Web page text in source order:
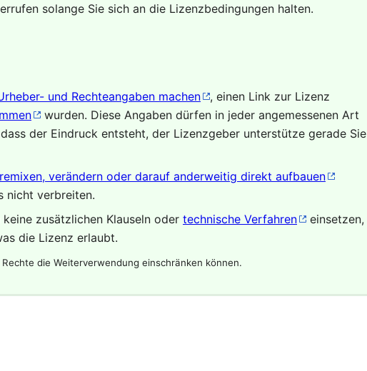
solange Sie sich an die Lizenzbedingungen halten.
und Rechteangaben machen
, einen Link zur Lizenz
wurden. Diese Angaben dürfen in jeder angemessenen Art
der Eindruck entsteht, der Lizenzgeber unterstütze gerade Sie
remixen, verändern oder darauf anderweitig direkt aufbauen
nicht verbreiten.
zusätzlichen Klauseln odertechnische Verfahren
einsetzen,
die Lizenz erlaubt.
die Weiterverwendung einschränken können.